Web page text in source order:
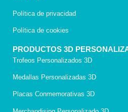
Política de privacidad
Política de cookies
PRODUCTOS 3D
Trofeos Personalizados 3D
Medallas Personalizadas 3D
Placas Conmemorativas 3D